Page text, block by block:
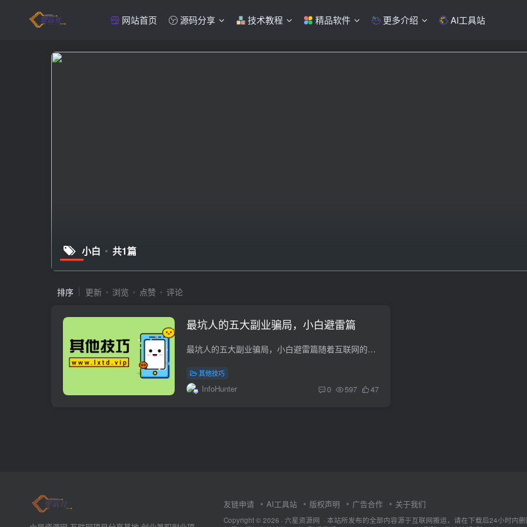
网站首页 源码分享 技术教程 精品软件 更多介绍 AI工具站
小白 共1篇
排序 更新 浏览 点赞 评论
最坑人的五大副业骗局，小白避雷篇
最坑人的五大副业骗局，小白避雷篇随着互联网的发展，越来越多的人希望通过副业来增加自己的收入。然而，互联网上有各种各样的副业项目，有一些还具有欺骗性的陷阱。作为一个互联网副业的小博主...
其他技巧
InfoHunter 0 597 47
友链申请 AI工具站 版权声明 广告合作 关于我们
Copyright © 2026 · 六星资源网 · 本站所发布的全部内容源于互联网搬运，请在下载后24小时内